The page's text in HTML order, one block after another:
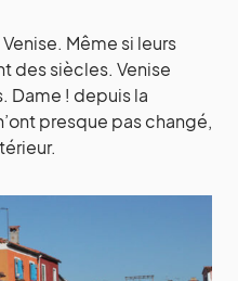
Même si leurs
des siècles. Venise
Dame ! depuis la
presque pas changé,